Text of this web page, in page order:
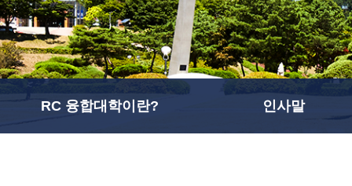
RC 융합대학이란? 인사말